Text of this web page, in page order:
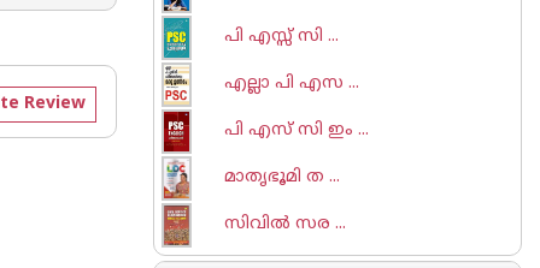
Review
പി എസ്സ് സി ...
എല്ലാ പി എസ ...
പി എസ് സി ഇം ...
മാതൃഭൂമി ത ...
സിവില്‍ സര ...